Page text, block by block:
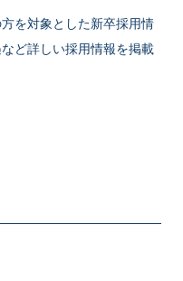
を対象とした新卒採用情
ど詳しい採用情報を掲載